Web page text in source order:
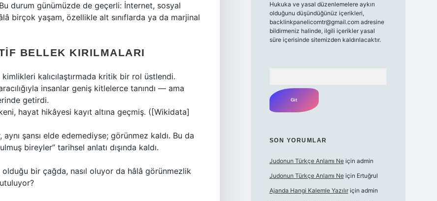
Bu durum günümüzde de geçerli: İnternet, sosyal
birçok yaşam, özellikle alt sınıflarda ya da marjinal
BELLEK KIRILMALARI
kalıcılaştırmada kritik bir rol üstlendi.
insanlar geniş kitlelerce tanındı — ama
getirdi.
hayat hikâyesi kayıt altına geçmiş. ([Wikidata]
şansı elde edemediyse; görünmez kaldı. Bu da
bireyler” tarihsel anlatı dışında kaldı.
bir çağda, nasıl oluyor da hâlâ görünmezlik
Hukuka ve yasal düzenlemelere aykırı
olduğunu düşündüğünüz içerikleri,
backlinkpanelicomtr@gmail.comadresine
bildirmeniz halinde, ilgili içerikler yasal
süre içerisinde sitemizden kaldırılacaktır.
SON YORUMLAR
Judonun Türkçe Anlamı Neiçin admin
Judonun Türkçe Anlamı Neiçin Ertuğrul
Ajanda Hangi Kalemle Yazılıriçin admin